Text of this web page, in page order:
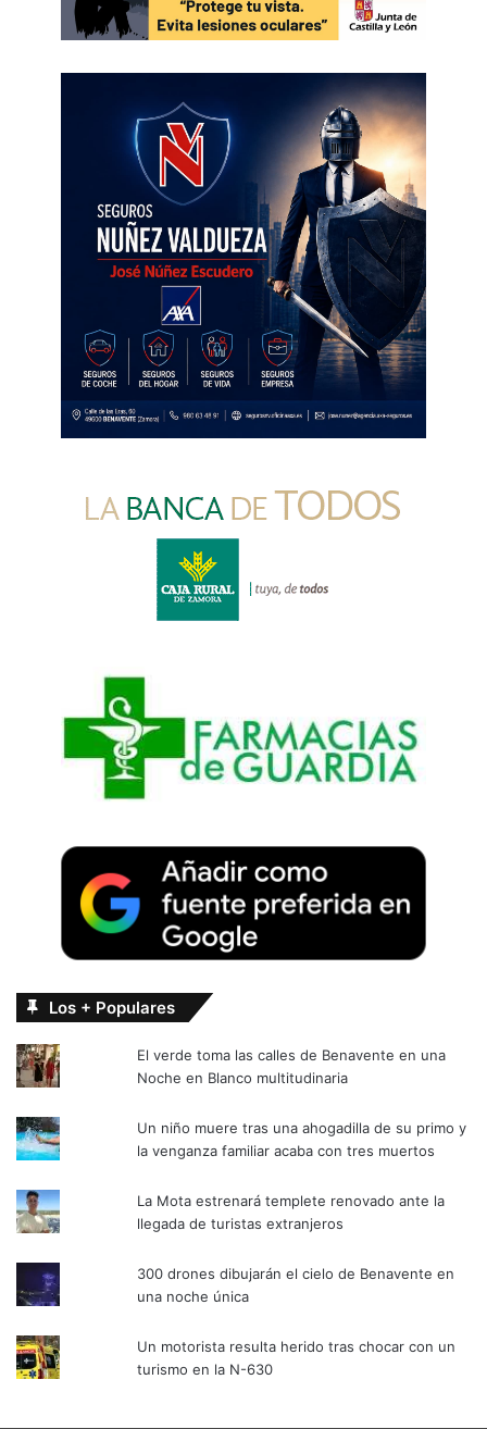
Los + Populares
El verde toma las calles de Benavente en una
Noche en Blanco multitudinaria
Un niño muere tras una ahogadilla de su primo y
la venganza familiar acaba con tres muertos
La Mota estrenará templete renovado ante la
llegada de turistas extranjeros
300 drones dibujarán el cielo de Benavente en
una noche única
Un motorista resulta herido tras chocar con un
turismo en la N-630